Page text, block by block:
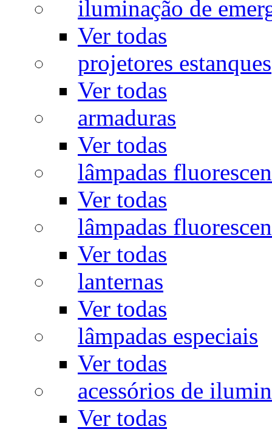
iluminação de
Ver todas
projetores estanques
Ver todas
armaduras
Ver todas
lâmpadas
Ver todas
lâmpadas
Ver todas
lanternas
Ver todas
lâmpadas especiais
Ver todas
acessórios de
Ver todas